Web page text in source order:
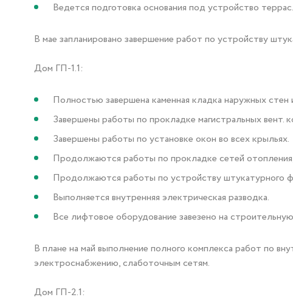
Ведется подготовка основания под устройство террас.
В мае запланировано завершение работ по устройству
Дом ГП-1.1:
Полностью завершена каменная кладка наружных стен
Завершены работы по прокладке магистральных вент.
Завершены работы по установке окон во всех крыльях.
Продолжаются работы по прокладке сетей
Продолжаются работы по устройству штукатурного
Выполняется внутренняя электрическая разводка.
Все лифтовое оборудование завезено на
В плане на май выполнение полного комплекса работ по
электроснабжению, слаботочным сетям.
Дом ГП-2.1: